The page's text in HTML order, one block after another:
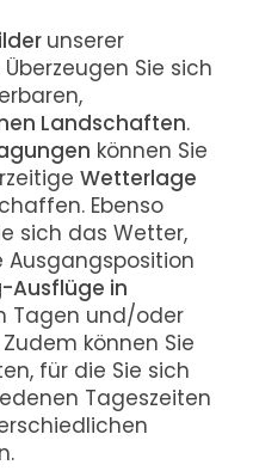
unserer
Überzeugen Sie sich
Landschaften.
können Sie
Wetterlage
Ebenso
sich das Wetter,
Ausflüge in
Tagen und/oder
können Sie
für die Sie sich
Tageszeiten